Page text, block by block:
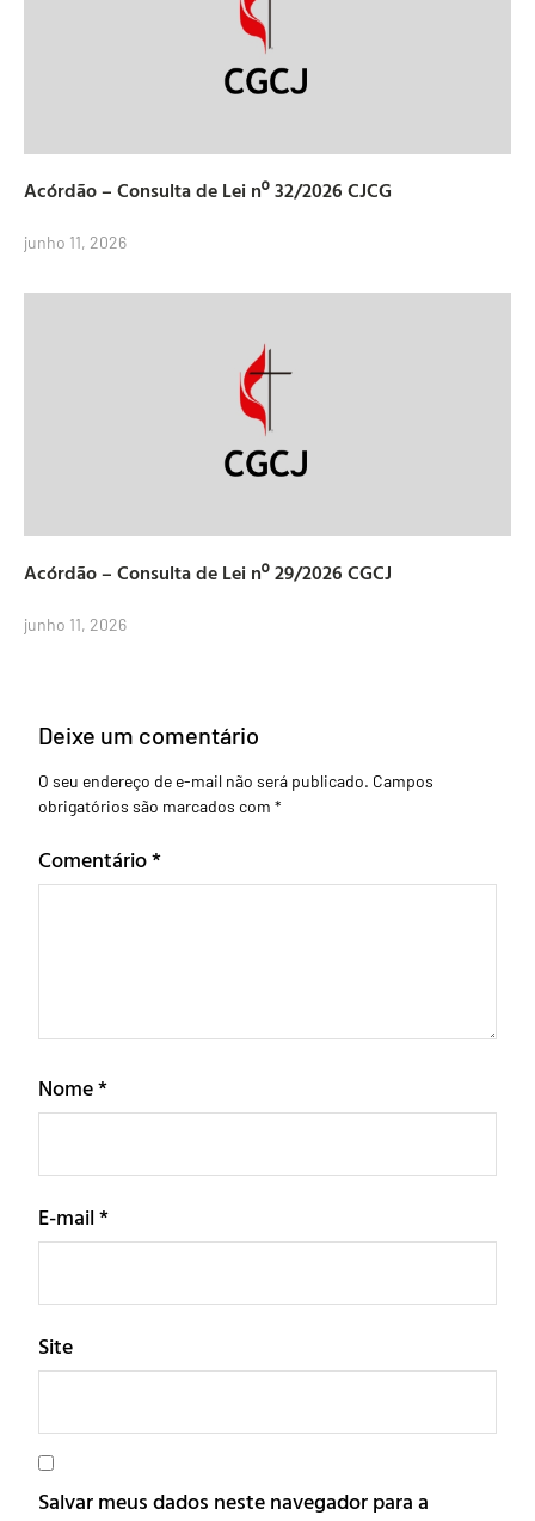
Acórdão – Consulta de Lei nº 32/2026 CJCG
junho 11, 2026
Acórdão – Consulta de Lei nº 29/2026 CGCJ
junho 11, 2026
Deixe um comentário
O seu endereço de e-mail não será publicado. Campos
obrigatórios são marcados com *
Comentário*
Nome*
E-mail*
Site
Salvar meus dados neste navegador para a